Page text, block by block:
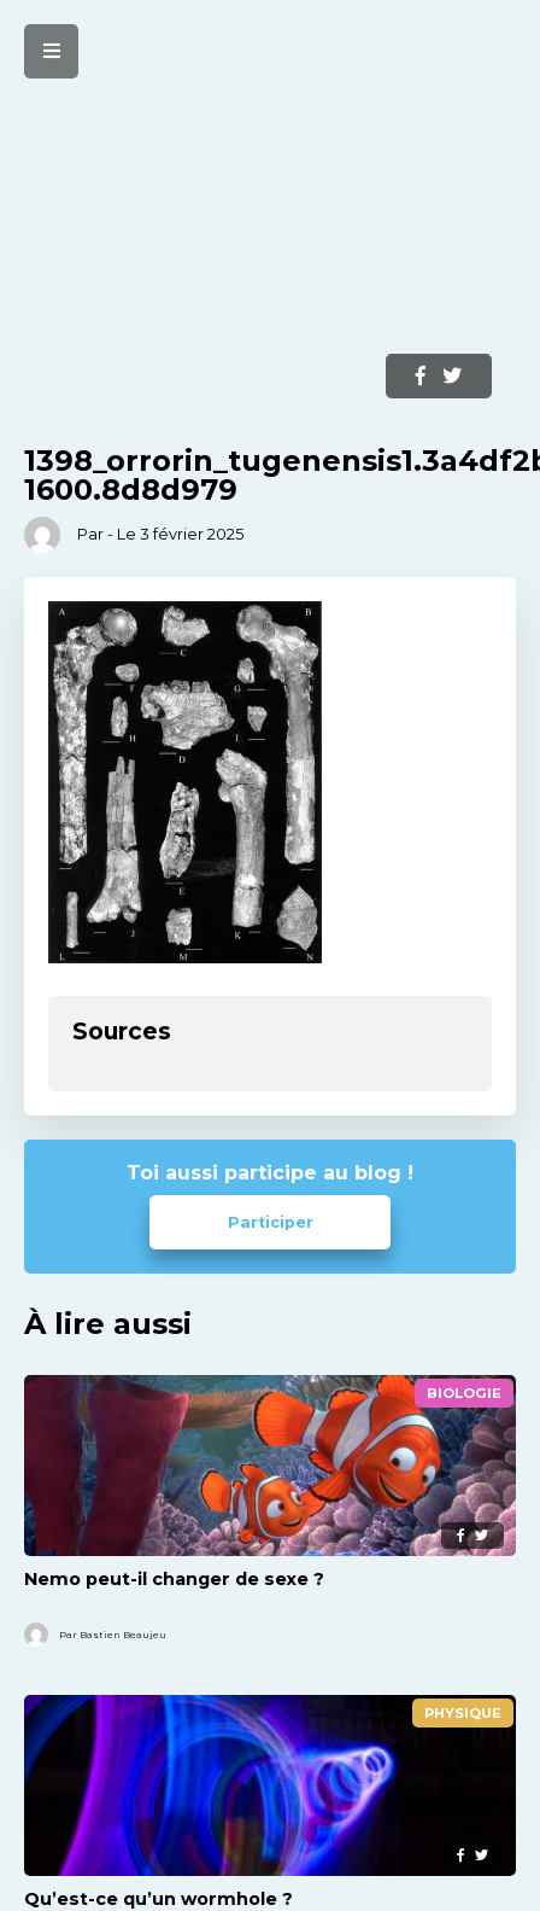
1600.8d8d979
Par - Le 3 février 2025
Sources
Toi aussi participe au blog !
Participer
À lire aussi
BIOLOGIE
Nemo peut-il changer de sexe ?
Par Bastien Beaujeu
PHYSIQUE
Qu’est-ce qu’un wormhole ?